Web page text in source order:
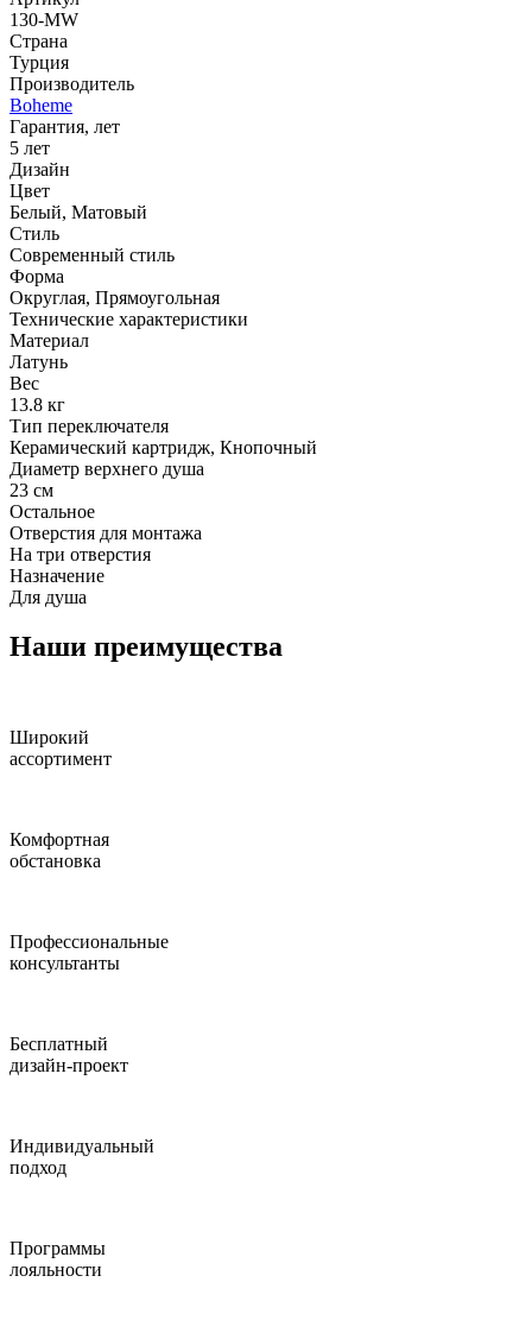
130-MW
Страна
Турция
Производитель
Boheme
Гарантия, лет
5 лет
Дизайн
Цвет
Белый, Матовый
Стиль
Современный стиль
Форма
Округлая, Прямоугольная
Технические характеристики
Материал
Латунь
Вес
13.8 кг
Тип переключателя
Керамический картридж, Кнопочный
Диаметр верхнего душа
23 см
Остальное
Отверстия для монтажа
На три отверстия
Назначение
Для душа
Наши преимущества
Широкий
ассортимент
Комфортная
обстановка
Профессиональные
консультанты
Бесплатный
дизайн-проект
Индивидуальный
подход
Программы
лояльности